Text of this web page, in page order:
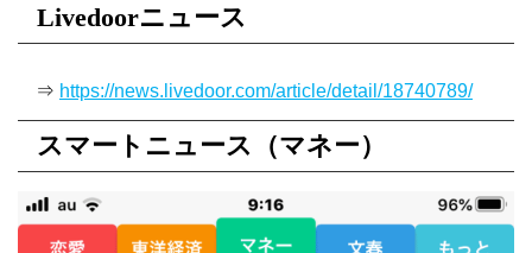
Livedoorニュース
⇒ https://news.livedoor.com/article/detail/18740789/
スマートニュース （マネー）